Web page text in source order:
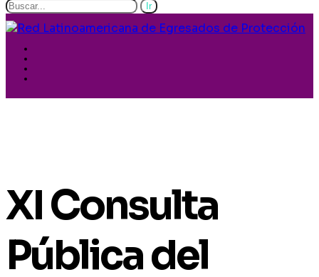
XI Consulta
Pública del